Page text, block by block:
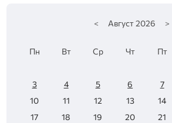
< Август 2026 >
Пн Вт Ср Чт Пт
3
4 5 6 7
10
11 12 13 14
17
18 19 20 21